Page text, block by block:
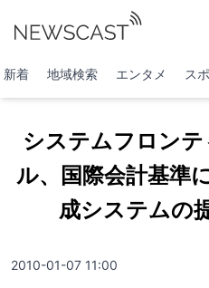
新着 地域検索 エンタメ ス
システムフロン
ル、国際会計基準
成システムの
2010-01-07 11:00